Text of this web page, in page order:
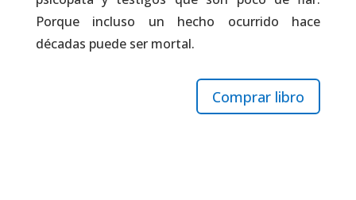
Porque incluso un hecho ocurrido hace
décadas puede ser mortal.
Comprar libro